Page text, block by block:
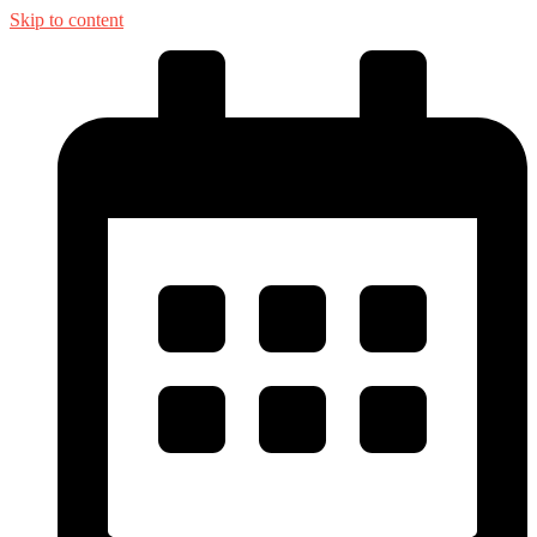
Skip to content